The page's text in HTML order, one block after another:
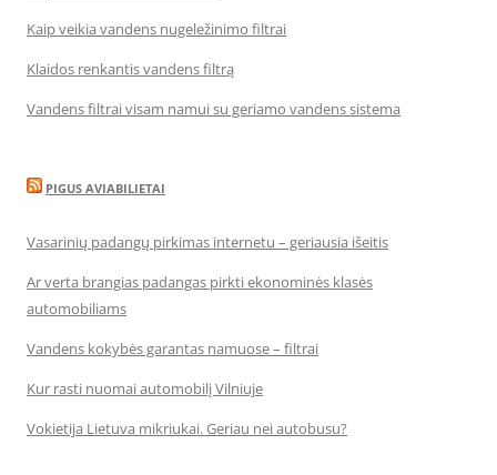
Kaip veikia vandens nugeležinimo filtrai
Klaidos renkantis vandens filtrą
Vandens filtrai visam namui su geriamo vandens sistema
PIGUS AVIABILIETAI
Vasarinių padangų pirkimas internetu – geriausia išeitis
Ar verta brangias padangas pirkti ekonominės klasės
automobiliams
Vandens kokybės garantas namuose – filtrai
Kur rasti nuomai automobilį Vilniuje
Vokietija Lietuva mikriukai. Geriau nei autobusu?